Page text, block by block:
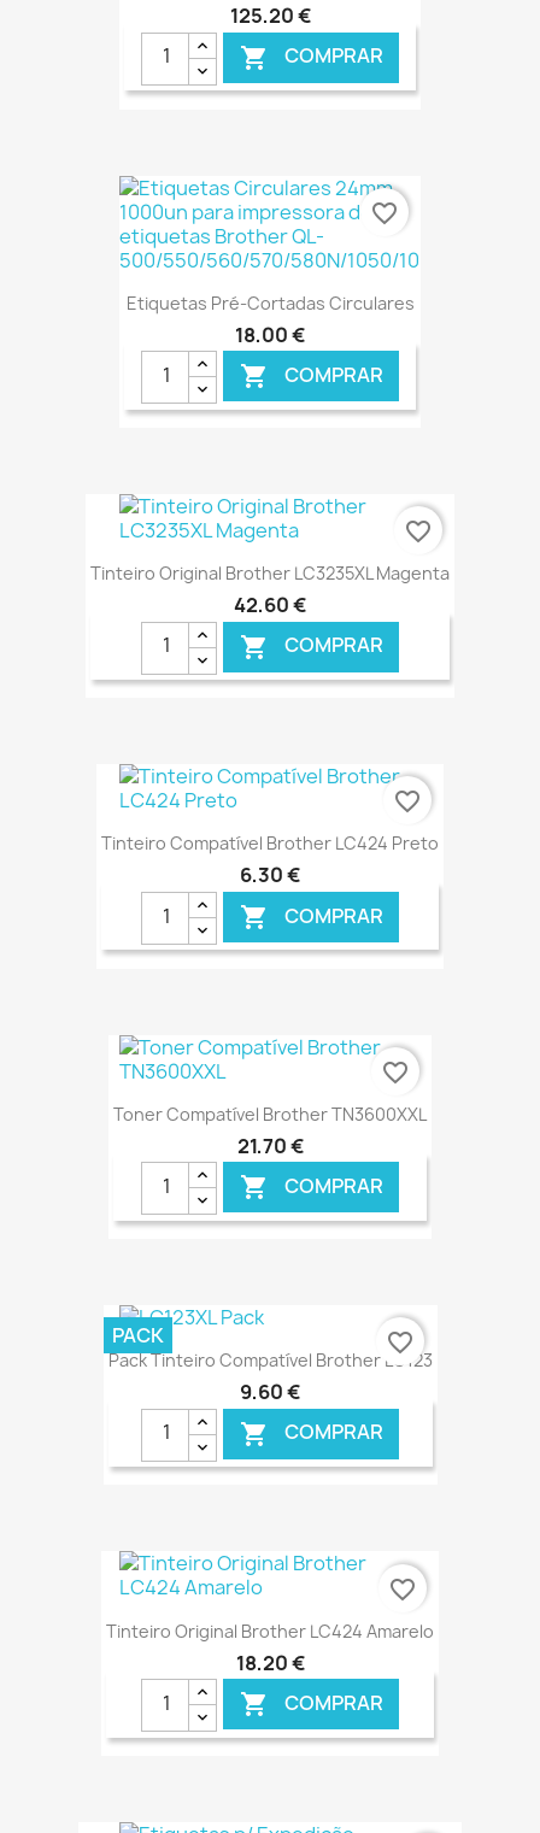
125,20 €
 COMPRAR
€ ONLINE
Etiquetas Pré-Cortadas Circulares
18,00 €
 COMPRAR
favorite_border
Tinteiro Original Brother LC3235XL Magenta
42,60 €
 COMPRAR
favorite_border
Tinteiro Compatível Brother LC424 Preto
6,30 €
 COMPRAR
favorite_border
Toner Compatível Brother TN3600XXL
21,70 €
 COMPRAR
favorite_border
Pack Tinteiro Compatível Brother LC123
9,60 €
 COMPRAR
€ ONLINE
PACK favorite_border
Tinteiro Original Brother LC424 Amarelo
18,20 €
 COMPRAR
favorite_border